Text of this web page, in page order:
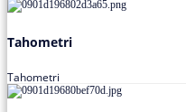
Tahometri
Tahometri